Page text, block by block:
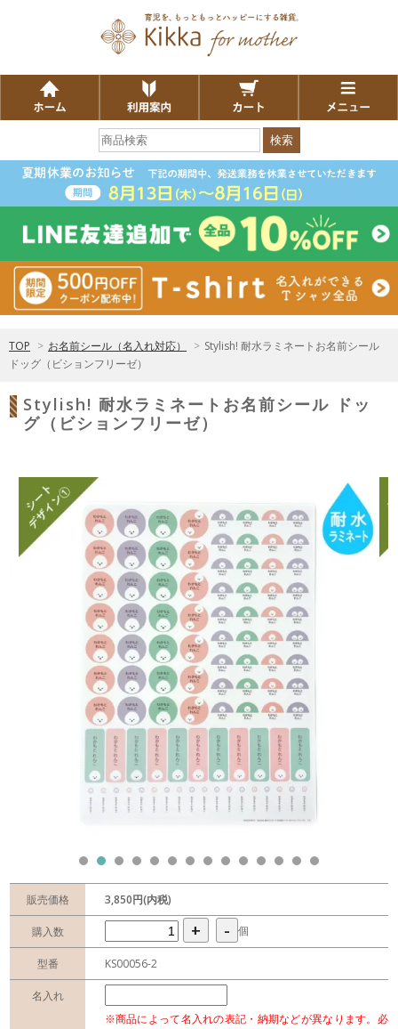
検索
TOP > お名前シール（名入れ対応） > Stylish! 耐水ラミネートお名前シール
ドッグ（ビションフリーゼ）
Stylish! 耐水ラミネートお名前シール ドッ
グ（ビションフリーゼ）
販売価格 3,850円(内税)
購入数 + - 個
型番 KS00056-2
名入れ
※商品によって名入れの表記・納期などが異なります。必